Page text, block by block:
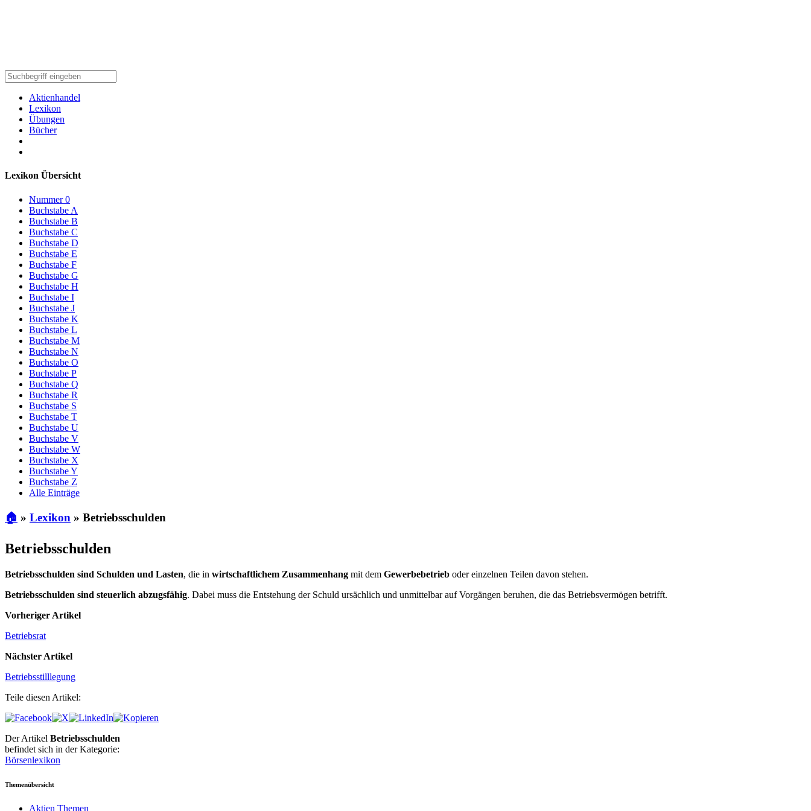
Aktienhandel
Lexikon
Übungen
Bücher
Lexikon Übersicht
Nummer 0
Buchstabe A
Buchstabe B
Buchstabe C
Buchstabe D
Buchstabe E
Buchstabe F
Buchstabe G
Buchstabe H
Buchstabe I
Buchstabe J
Buchstabe K
Buchstabe L
Buchstabe M
Buchstabe N
Buchstabe O
Buchstabe P
Buchstabe Q
Buchstabe R
Buchstabe S
Buchstabe T
Buchstabe U
Buchstabe V
Buchstabe W
Buchstabe X
Buchstabe Y
Buchstabe Z
Alle Einträge
🏠 » Lexikon » Betriebsschulden
Betriebsschulden
Betriebsschulden sind Schulden und Lasten, die in wirtschaftlichem Zusammenhang mit dem Gewerbebetrieb oder einzelnen Teilen davon stehen.
Betriebsschulden sind steuerlich abzugsfähig. Dabei muss die Entstehung der Schuld ursächlich und unmittelbar auf Vorgängen beruhen, die das Betriebsvermögen betrifft.
Vorheriger Artikel
Betriebsrat
Nächster Artikel
Betriebsstilllegung
Teile diesen Artikel:
Der Artikel Betriebsschulden
befindet sich in der Kategorie:
Börsenlexikon
Themenübersicht
Aktien Themen